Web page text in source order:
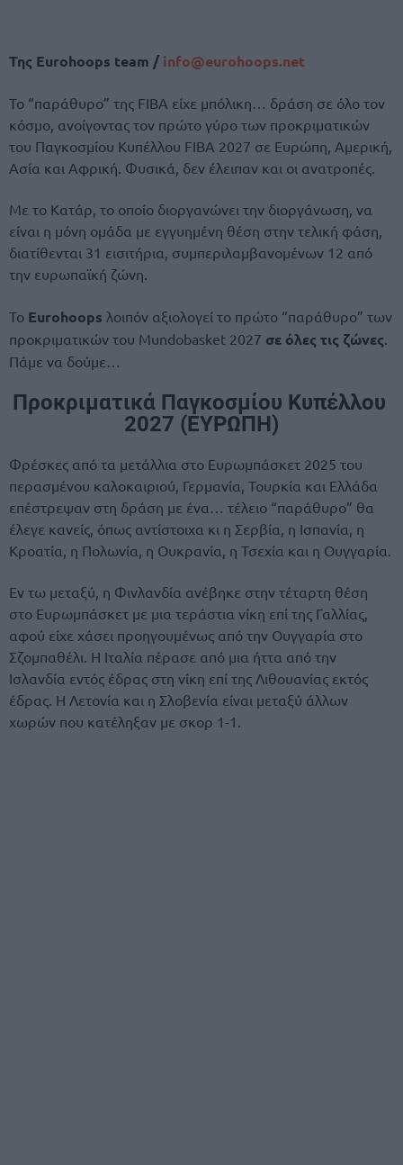
Της Eurohoops team / info@eurohoops.net
Το “παράθυρο” της FIBA είχε μπόλικη… δράση σε όλο τον
κόσμο, ανοίγοντας τον πρώτο γύρο των προκριματικών
του Παγκοσμίου Κυπέλλου FIBA ​​2027 σε Ευρώπη, Αμερική,
Ασία και Αφρική. Φυσικά, δεν έλειπαν και οι ανατροπές.
Με το Κατάρ, το οποίο διοργανώνει την διοργάνωση, να
είναι η μόνη ομάδα με εγγυημένη θέση στην τελική φάση,
διατίθενται 31 εισιτήρια, συμπεριλαμβανομένων 12 από
την ευρωπαϊκή ζώνη.
Το Eurohoops λοιπόν αξιολογεί το πρώτο “παράθυρο” των
προκριματικών του Mundobasket 2027 σε όλες τις ζώνες
Πάμε να δούμε…
Προκριματικά Παγκοσμίου Κυπέλλου ​​
2027 (ΕΥΡΩΠΗ)
Φρέσκες από τα μετάλλια στο Ευρωμπάσκετ 2025 του
περασμένου καλοκαιριού, Γερμανία, Τουρκία και Ελλάδα
επέστρεψαν στη δράση με ένα… τέλειο “παράθυρο” θα
έλεγε κανείς, όπως αντίστοιχα κι η Σερβία, η Ισπανία, η
Κροατία, η Πολωνία, η Ουκρανία, η Τσεχία και η Ουγγαρία.
Εν τω μεταξύ, η Φινλανδία ανέβηκε στην τέταρτη θέση
στο Ευρωμπάσκετ με μια τεράστια νίκη επί της Γαλλίας,
αφού είχε χάσει προηγουμένως από την Ουγγαρία στο
Σζομπαθέλι. Η Ιταλία πέρασε από μια ήττα από την
Ισλανδία εντός έδρας στη νίκη επί της Λιθουανίας εκτός
έδρας. Η Λετονία και η Σλοβενία ​​είναι μεταξύ άλλων
χωρών που κατέληξαν με σκορ 1-1.